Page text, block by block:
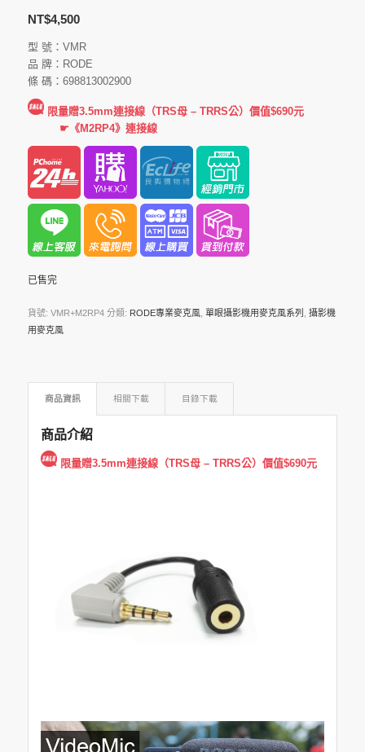
NT$4,500
型 號：VMR
品 牌：RODE
條 碼：698813002900
限量贈3.5mm連接線（TRS母 – TRRS公）價值$690元
☛《M2RP4》 連接線
已售完
貨號: VMR+M2RP4 分類: RODE專業麥克風, 單眼攝影機用麥克風系列
攝影機
用麥克風
商品資訊 相關下載 目錄下載
商品介紹
限量贈3.5mm連接線（TRS母 – TRRS公）價值$690元